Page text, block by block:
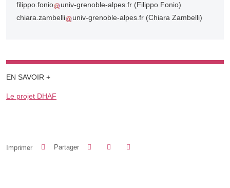
filippo.fonio univ-grenoble-alpes.fr (Filippo Fonio)
chiara.zambelli
univ-grenoble-alpes.fr (Chiara Zambelli)
EN SAVOIR +
Le projet DHAF
Imprimer Partager Partager sur Facebook
Partager sur LinkedIn